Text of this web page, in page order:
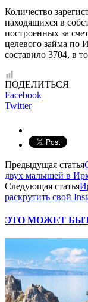
Количество
находящихся в
построенных за
целевого займа по
составило 3704, в
ПОДЕЛИТЬСЯ
Facebook
Twitter
Предыдущая статья
двух малышей в
Следующая статья
раскрутить свой
ЭТО МОЖЕТ